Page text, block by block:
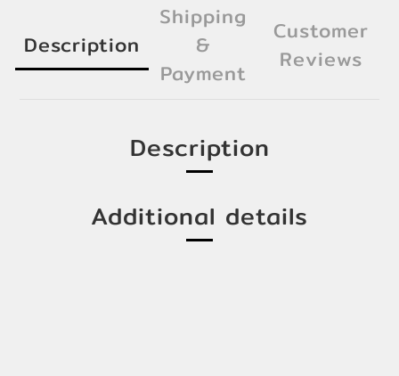
Description
Shipping
&
Payment
Customer
Reviews
Description
Additional details